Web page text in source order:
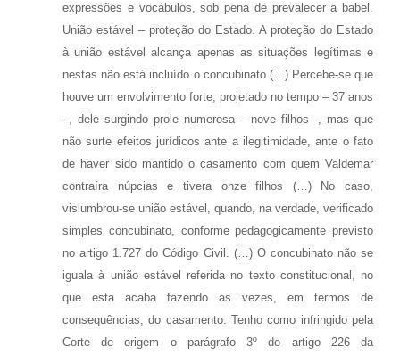
expressões e vocábulos, sob pena de prevalecer a babel.
União estável – proteção do Estado. A proteção do Estado
à união estável alcança apenas as situações legítimas e
nestas não está incluído o concubinato (…) Percebe-se que
houve um envolvimento forte, projetado no tempo – 37 anos
–, dele surgindo prole numerosa – nove filhos -, mas que
não surte efeitos jurídicos ante a ilegitimidade, ante o fato
de haver sido mantido o casamento com quem Valdemar
contraíra núpcias e tivera onze filhos (…) No caso,
vislumbrou-se união estável, quando, na verdade, verificado
simples concubinato, conforme pedagogicamente previsto
no artigo 1.727 do Código Civil. (…) O concubinato não se
iguala à união estável referida no texto constitucional, no
que esta acaba fazendo as vezes, em termos de
consequências, do casamento. Tenho como infringido pela
Corte de origem o parágrafo 3º do artigo 226 da